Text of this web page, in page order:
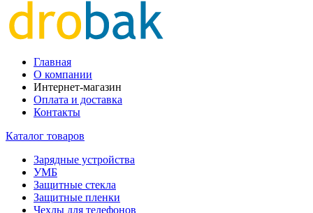
Главная
О компании
Интернет-магазин
Оплата и доставка
Контакты
Каталог товаров
Зарядные устройства
УМБ
Защитные стекла
Защитные пленки
Чехлы для телефонов